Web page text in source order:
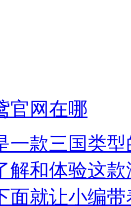
官网在哪
一款三国类
解和体验这
面就让小编